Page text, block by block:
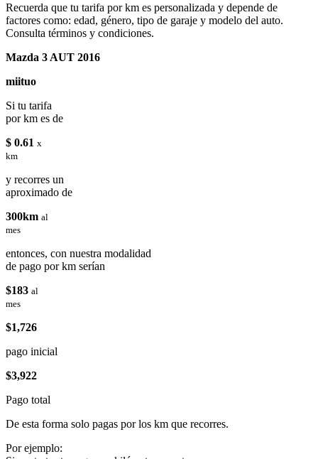
Recuerda que tu tarifa por km es personalizada y depende de
factores como: edad, género, tipo de garaje y modelo del auto.
Consulta términos y condiciones.
Mazda 3 AUT 2016
miituo
Si tu tarifa
por km es de
$ 0.61 x
km
y recorres un
aproximado de
300km al
mes
entonces, con nuestra modalidad
de pago por km serían
$183 al
mes
$1,726
pago inicial
$3,922
Pago total
De esta forma solo pagas por los km que recorres.
Por ejemplo: